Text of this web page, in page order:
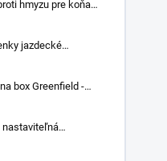
hmyzu pre koňa
s
jazdecké
Rider
box Greenfield -
-
nastaviteľná
pre žriebätá